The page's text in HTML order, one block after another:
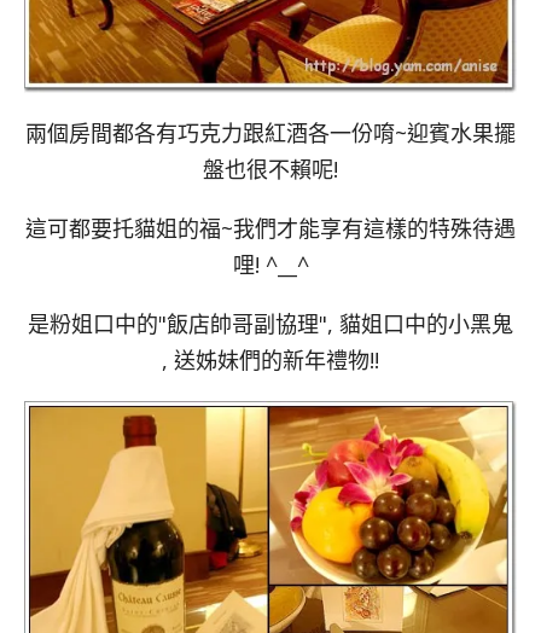
兩個房間都各有巧克力跟紅酒各一份唷~迎賓水果擺
盤也很不賴呢!
這可都要托貓姐的福~我們才能享有這樣的特殊待遇
哩! ^__^
是粉姐口中的"飯店帥哥副協理", 貓姐口中的小黑鬼
, 送姊妹們的新年禮物!!